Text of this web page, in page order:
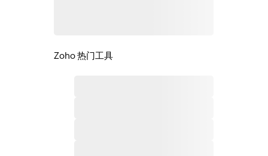
Zoho 热门工具